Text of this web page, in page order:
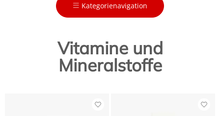
Kategorienavigation
Vitamine und
Mineralstoffe